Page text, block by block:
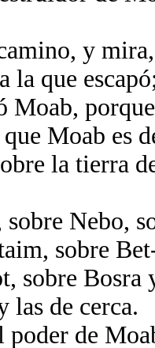
y
la que
Moab,
Moab es
la tierra
sobre Nebo,
sobre
sobre Bosra
las de cerca.
poder de